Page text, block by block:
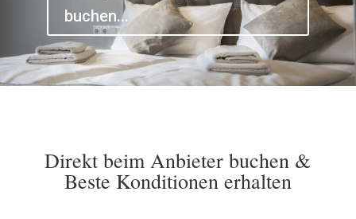
buchen...
Direkt beim Anbieter buchen &
Beste Konditionen erhalten